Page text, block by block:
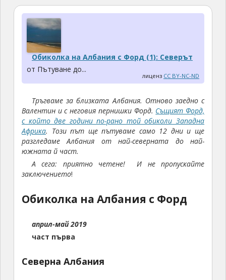
Обиколка на Албания с Форд (1): Северът
от Пътуване до...
лиценз CC BY-NC-ND
Тръгваме за близката Албания. Отново заедно с
Валентин и с неговия пернишки Форд. Същият Форд,
с който две години по-рано той обиколи Западна
Африка. Този път ще пътуваме само 12 дни и ще
разгледаме Албания от най-северната до най-
южната й част.
А сега: приятно четене! И не пропускайте
заключението!
Обиколка на Албания с Форд
април-май 2019
част първа
Северна Албания